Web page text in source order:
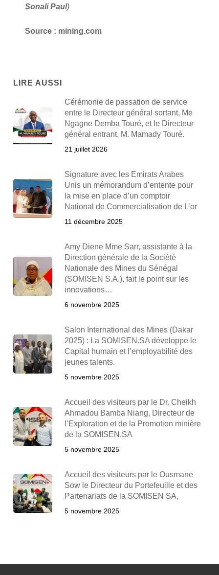
Sonali Paul)
Source : mining.com
LIRE AUSSI
Cérémonie de passation de service
entre le Directeur général sortant, Me
Ngagne Demba Touré, et le Directeur
général entrant, M. Mamady Touré.
21 juillet 2026
Signature avec les Emirats Arabes
Unis un mémorandum d’entente pour
la mise en place d’un comptoir
National de Commercialisation de L’or
11 décembre 2025
Amy Diene Mme Sarr, assistante à la
Direction générale de la Société
Nationale des Mines du Sénégal
(SOMISEN S.A.), fait le point sur les
innovations…
6 novembre 2025
Salon International des Mines (Dakar
2025) : La SOMISEN.SA développe le
Capital humain et l’employabilité des
jeunes talents.
5 novembre 2025
Accueil des visiteurs par le Dr. Cheikh
Ahmadou Bamba Niang, Directeur de
l’Exploration et de la Promotion minière
de la SOMISEN.SA
5 novembre 2025
Accueil des visiteurs par le Ousmane
Sow le Directeur du Portefeuille et des
Partenariats de la SOMISEN SA,
5 novembre 2025